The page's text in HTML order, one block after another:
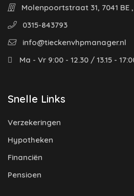
Molenpoortstraat 31, 7041 BE
0315-843793
info@tieckenvhpmanager.nl
Ma - Vr 9:00 - 12.30 / 13.15 -
Snelle Links
Verzekeringen
Hypotheken
Financiën
Pensioen